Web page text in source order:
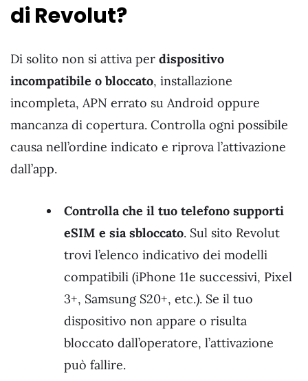
di Revolut?
Di solito non si attiva per dispositivo
incompatibile o bloccato, installazione
incompleta, APN errato su Android oppure
mancanza di copertura. Controlla ogni possibile
causa nell’ordine indicato e riprova l’attivazione
dall’app.
Controlla che il tuo telefono supporti
eSIM e sia sbloccato. Sul sito Revolut
trovi l’elenco indicativo dei modelli
compatibili (iPhone 11e successivi, Pixel
3+, Samsung S20+, etc.). Se il tuo
dispositivo non appare o risulta
bloccato dall’operatore, l’attivazione
può fallire.